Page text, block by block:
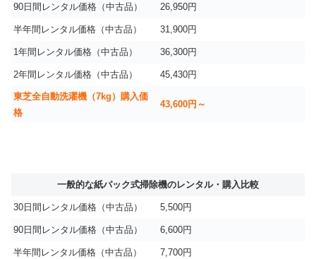
90日間レンタル価格（中古品） 26,950円
半年間レンタル価格（中古品） 31,900円
1年間レンタル価格（中古品） 36,300円
2年間レンタル価格（中古品） 45,430円
東芝全自動洗濯機（7kg）購入価
格
43,600円～
一般的な紙パック式掃除機のレンタル・購入比較
30日間レンタル価格（中古品） 5,500円
90日間レンタル価格（中古品） 6,600円
半年間レンタル価格（中古品） 7,700円